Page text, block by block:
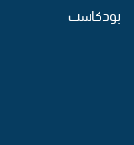
بودكاست